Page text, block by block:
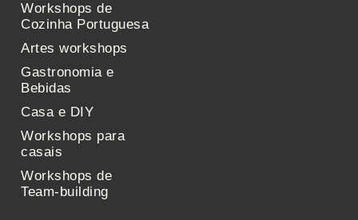
Workshops de
Cozinha Portuguesa
Artes workshops
Gastronomia e
Bebidas
Casa e DIY
Workshops para
casais
Workshops de
Team-building